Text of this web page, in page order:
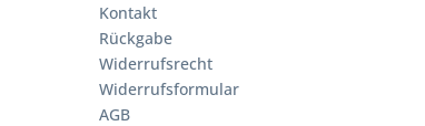
Kontakt
Rückgabe
Widerrufsrecht
Widerrufsformular
AGB